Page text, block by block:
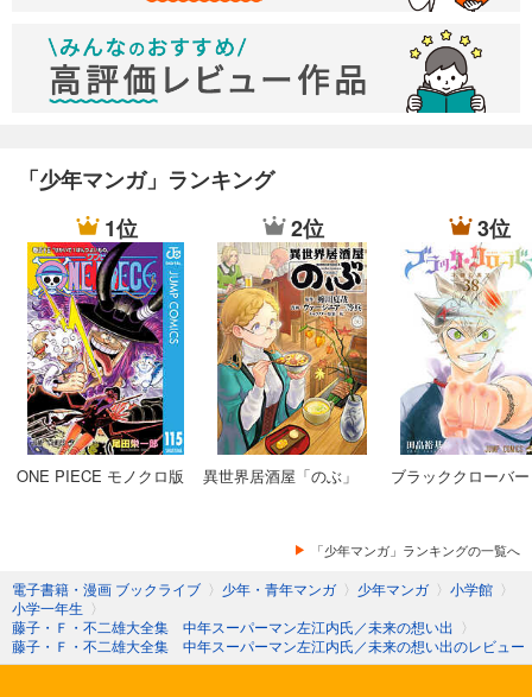
「少年マンガ」ランキング
1位
ONE PIECE モノクロ版
2位
異世界居酒屋「のぶ」
3位
ブラッククローバー
「少年マンガ」ランキングの一覧へ
電子書籍・漫画 ブックライブ 〉 少年・青年マンガ 〉 少年マンガ 〉 小学館 〉
小学一年生 〉
藤子・Ｆ・不二雄大全集 中年スーパーマン左江内氏／未来の想い出 〉
藤子・Ｆ・不二雄大全集 中年スーパーマン左江内氏／未来の想い出のレビュー